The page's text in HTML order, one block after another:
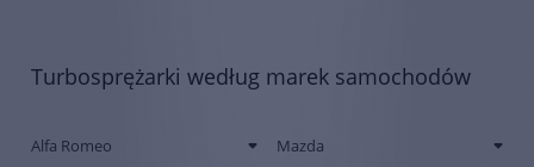
Turbosprężarki według marek samochodów
Alfa Romeo
Mazda